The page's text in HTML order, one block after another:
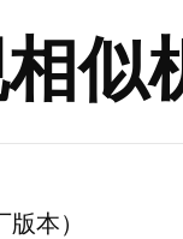
似
版本）